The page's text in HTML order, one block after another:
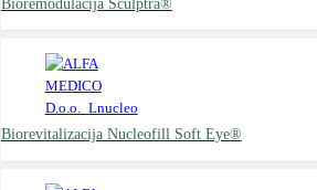
Bioremodulacija Sculptra®
Biorevitalizacija Nucleofill Soft Eye®